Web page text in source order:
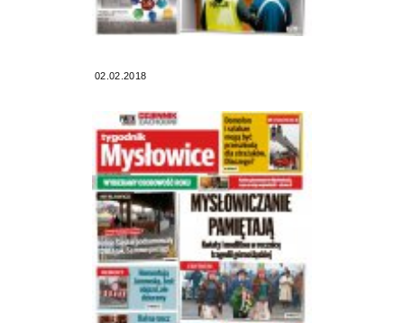
02.02.2018